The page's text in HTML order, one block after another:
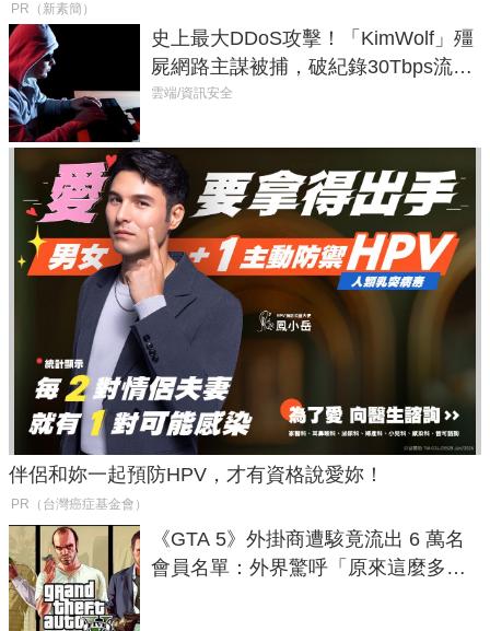
PR（新素簡）
史上最大DDoS攻擊！「KimWolf」殭
屍網路主謀被捕，破紀錄30Tbps流量
癱瘓全球！
雲端/資訊安全
伴侶和妳一起預防HPV，才有資格說愛妳！
PR（台灣癌症基金會）
《GTA 5》外掛商遭駭竟流出 6 萬名
會員名單：外界驚呼「原來這麼多人